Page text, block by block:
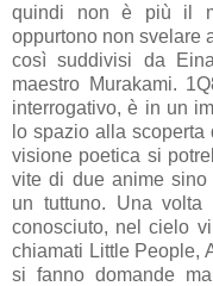
quindi non è più il
oppurtono non svelare
così suddivisi da
maestro Murakami.
interrogativo, è in un
lo spazio alla
visione poetica si
vite di due anime sino
un tuttuno. Una
conosciuto, nel cielo
chiamati Little People,
si fanno domande